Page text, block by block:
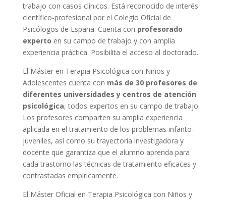
trabajo con casos clínicos. Está reconocido de interés
científico-profesional por el Colegio Oficial de
Psicólogos de España. Cuenta con profesorado
experto en su campo de trabajo y con amplia
experiencia práctica. Posibilita el acceso al doctorado.
El Máster en Terapia Psicológica con Niños y
Adolescentes cuenta con más de 30 profesores de
diferentes universidades y centros de atención
psicológica, todos expertos en su campo de trabajo.
Los profesores comparten su amplia experiencia
aplicada en el tratamiento de los problemas infanto-
juveniles, así como su trayectoria investigadora y
docente que garantiza que el alumno aprenda para
cada trastorno las técnicas de tratamiento eficaces y
contrastadas empíricamente.
El Máster Oficial en Terapia Psicológica con Niños y